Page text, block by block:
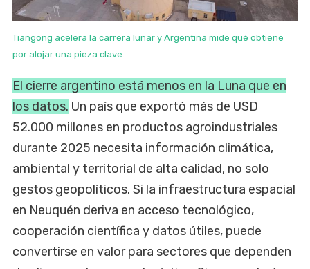
Tiangong acelera la carrera lunar y Argentina mide qué obtiene
por alojar una pieza clave.
El cierre argentino está menos en la Luna que en
los datos. Un país que exportó más de USD
52.000 millones en productos agroindustriales
durante 2025 necesita información climática,
ambiental y territorial de alta calidad, no solo
gestos geopolíticos. Si la infraestructura espacial
en Neuquén deriva en acceso tecnológico,
cooperación científica y datos útiles, puede
convertirse en valor para sectores que dependen